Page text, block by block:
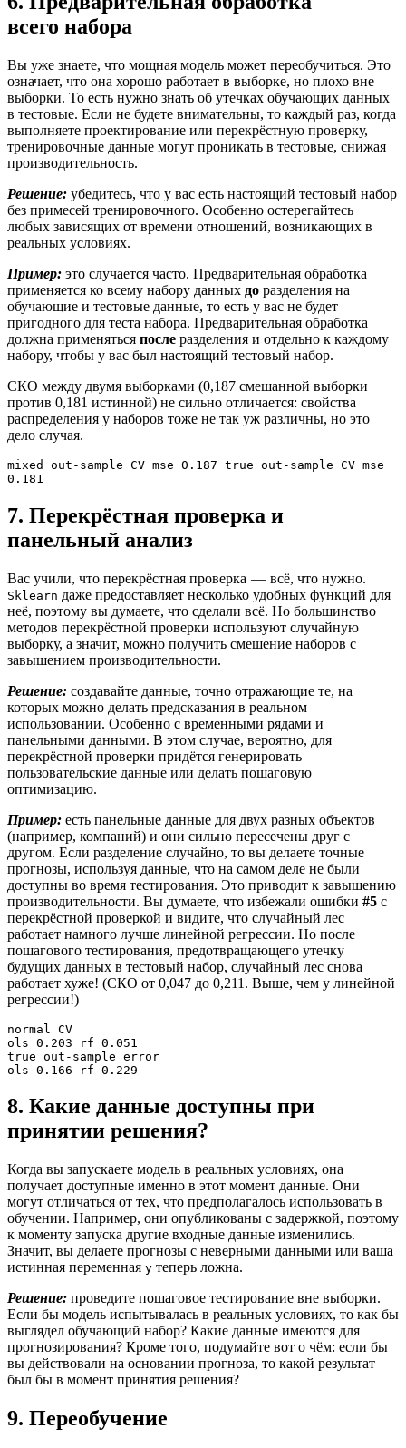
всего набора
Вы уже знаете, что мощная модель может переобучиться. Это
означает, что она хорошо работает в выборке, но плохо вне
выборки. То есть нужно знать об утечках обучающих данных
в тестовые. Если не будете внимательны, то каждый раз, когда
выполняете проектирование или перекрёстную проверку,
тренировочные данные могут проникать в тестовые, снижая
производительность.
Решение: убедитесь, что у вас есть настоящий тестовый набор
без примесей тренировочного. Особенно остерегайтесь
любых зависящих от времени отношений, возникающих в
реальных условиях.
Пример: это случается часто. Предварительная обработка
применяется ко всему набору данных до разделения на
обучающие и тестовые данные, то есть у вас не будет
пригодного для теста набора. Предварительная обработка
должна применяться после разделения и отдельно к каждому
набору, чтобы у вас был настоящий тестовый набор.
СКО между двумя выборками (0,187 смешанной выборки
против 0,181 истинной) не сильно отличается: свойства
распределения у наборов тоже не так уж различны, но это
дело случая.
mixed out-sample CV mse 0.187 true out-sample CV mse
0.181
7. Перекрёстная проверка и
панельный анализ
Вас учили, что перекрёстная проверка — всё, что нужно.
Sklearn даже предоставляет несколько удобных функций для
неё, поэтому вы думаете, что сделали всё. Но большинство
методов перекрёстной проверки используют случайную
выборку, а значит, можно получить смешение наборов с
завышением производительности.
Решение: создавайте данные, точно отражающие те, на
которых можно делать предсказания в реальном
использовании. Особенно с временными рядами и
панельными данными. В этом случае, вероятно, для
перекрёстной проверки придётся генерировать
пользовательские данные или делать пошаговую
оптимизацию.
Пример: есть панельные данные для двух разных объектов
(например, компаний) и они сильно пересечены друг с
другом. Если разделение случайно, то вы делаете точные
прогнозы, используя данные, что на самом деле не были
доступны во время тестирования. Это приводит к завышению
производительности. Вы думаете, что избежали ошибки #5 с
перекрёстной проверкой и видите, что случайный лес
работает намного лучше линейной регрессии. Но после
пошагового тестирования, предотвращающего утечку
будущих данных в тестовый набор, случайный лес снова
работает хуже! (СКО от 0,047 до 0,211. Выше, чем у линейной
регрессии!)
normal CV
ols 0.203 rf 0.051
true out-sample error
ols 0.166 rf 0.229
8. Какие данные доступны при
принятии решения?
Когда вы запускаете модель в реальных условиях, она
получает доступные именно в этот момент данные. Они
могут отличаться от тех, что предполагалось использовать в
обучении. Например, они опубликованы с задержкой, поэтому
к моменту запуска другие входные данные изменились.
Значит, вы делаете прогнозы с неверными данными или ваша
истинная переменная y теперь ложна.
Решение: проведите пошаговое тестирование вне выборки.
Если бы модель испытывалась в реальных условиях, то как бы
выглядел обучающий набор? Какие данные имеются для
прогнозирования? Кроме того, подумайте вот о чём: если бы
вы действовали на основании прогноза, то какой результат
был бы в момент принятия решения?
9. Переобучение